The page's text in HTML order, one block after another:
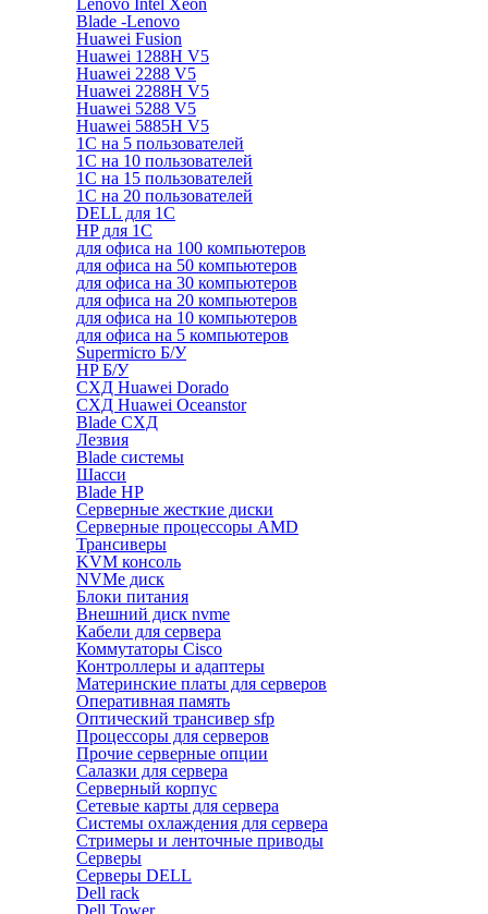
Lenovo Intel Xeon
Blade -Lenovo
Huawei Fusion
Huawei 1288H V5
Huawei 2288 V5
Huawei 2288H V5
Huawei 5288 V5
Huawei 5885H V5
1С на 5 пользователей
1С на 10 пользователей
1С на 15 пользователей
1С на 20 пользователей
DELL для 1С
HP для 1С
для офиса на 100 компьютеров
для офиса на 50 компьютеров
для офиса на 30 компьютеров
для офиса на 20 компьютеров
для офиса на 10 компьютеров
для офиса на 5 компьютеров
Supermicro Б/У
HP Б/У
СХД Huawei Dorado
СХД Huawei Oceanstor
Blade СХД
Лезвия
Blade системы
Шасси
Blade HP
Серверные жесткие диски
Серверные процессоры AMD
Трансиверы
KVM консоль
NVMe диск
Блоки питания
Внешний диск nvme
Кабели для сервера
Коммутаторы Cisco
Контроллеры и адаптеры
Материнские платы для серверов
Оперативная память
Оптический трансивер sfp
Процессоры для серверов
Прочие серверные опции
Салазки для сервера
Серверный корпус
Сетевые карты для сервера
Системы охлаждения для сервера
Стримеры и ленточные приводы
Серверы
Серверы DELL
Dell rack
Dell Tower